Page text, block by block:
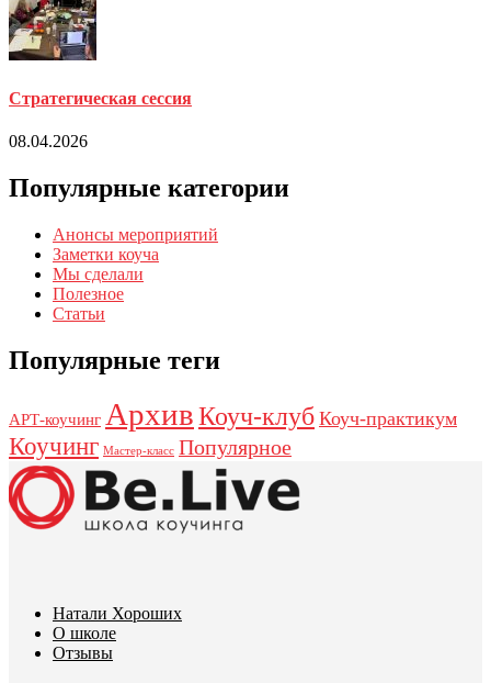
Стратегическая сессия
08.04.2026
Популярные категории
Анонсы мероприятий
Заметки коуча
Мы сделали
Полезное
Статьи
Популярные теги
АРТ-коучинг АрхивКоуч-клуб Коуч-практикум
Коучинг Мастер-класс Популярное
Натали Хороших
О школе
Отзывы